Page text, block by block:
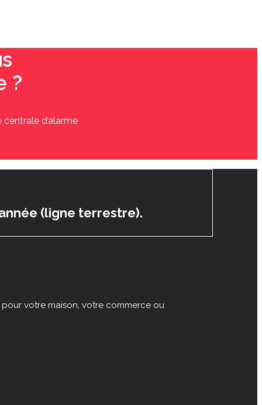
?
d’alarme
(ligne terrestre).
pour votre maison, votre commerce ou